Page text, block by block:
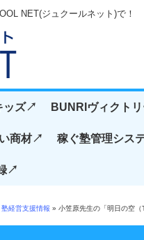
NET(ジュクールネット)で！
ッズ↗️ BUNRIヴィクト
商材↗️ 稼ぐ塾管理シス
↗️
塾経営支援情報 » 小笠原先生の「明日の空（